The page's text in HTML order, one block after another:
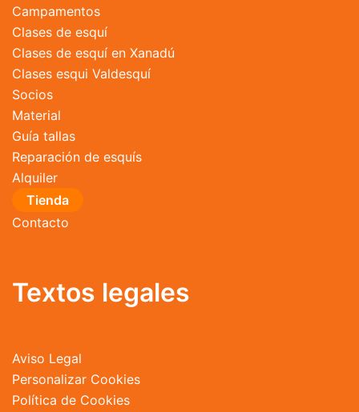
Campamentos
Clases de esquí
Clases de esquí en Xanadú
Clases esqui Valdesquí
Socios
Material
Guía tallas
Reparación de esquís
Alquiler
Tienda
Contacto
Textos legales
Aviso Legal
Personalizar Cookies
Política de Cookies